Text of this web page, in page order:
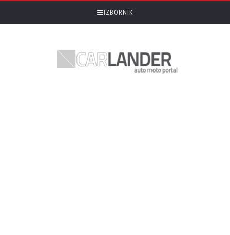
IZBORNIK